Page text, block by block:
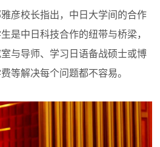
彦校长指出，中日大学间的合作
是中日科技合作的纽带与桥梁，
与导师、学习日语备战硕士或博
等解决每个问题都不容易。